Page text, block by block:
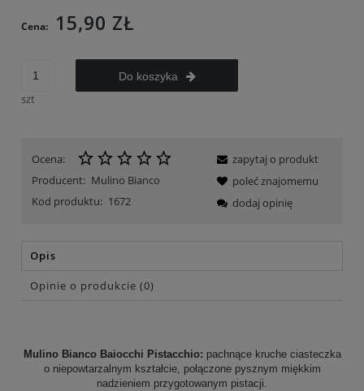
Cena: 15,90 ZŁ
szt
Do koszyka
Ocena:
Producent: Mulino Bianco
Kod produktu: 1672
zapytaj o produkt
poleć znajomemu
dodaj opinię
Opis
Opinie o produkcie (0)
Mulino Bianco Baiocchi Pistacchio: pachnące kruche ciasteczka
o niepowtarzalnym kształcie, połączone pysznym miękkim
nadzieniem przygotowanym pistacji.